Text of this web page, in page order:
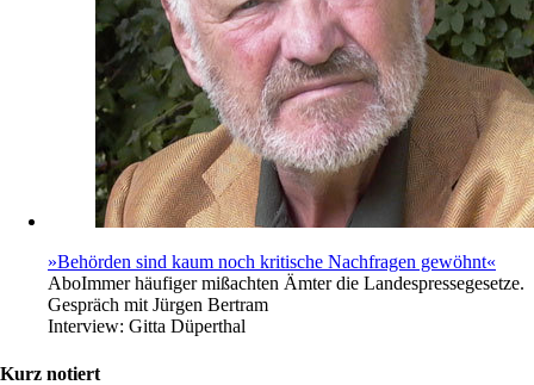
»Behörden sind kaum noch kritische Nachfragen gewöhnt«
AboImmer häufiger mißachten Ämter die Landespressegesetze.
Gespräch mit Jürgen Bertram
Interview: Gitta Düperthal
Kurz notiert